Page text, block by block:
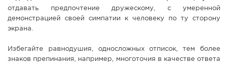
отдавать предпочтение дружескому, с умеренной
демонстрацией своей симпатии к человеку по ту сторону
экрана.
Избегайте равнодушия, односложных отписок, тем более
знаков препинания, например, многоточия в качестве ответа